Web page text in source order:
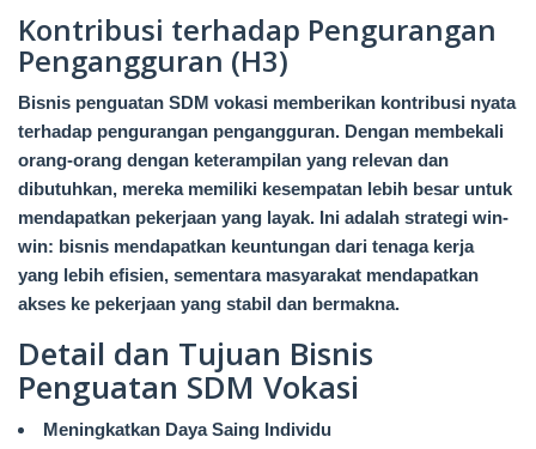
Kontribusi terhadap Pengurangan
Pengangguran (H3)
Bisnis penguatan SDM vokasi memberikan kontribusi nyata
terhadap pengurangan pengangguran. Dengan membekali
orang-orang dengan keterampilan yang relevan dan
dibutuhkan, mereka memiliki kesempatan lebih besar untuk
mendapatkan pekerjaan yang layak. Ini adalah strategi win-
win: bisnis mendapatkan keuntungan dari tenaga kerja
yang lebih efisien, sementara masyarakat mendapatkan
akses ke pekerjaan yang stabil dan bermakna.
Detail dan Tujuan Bisnis
Penguatan SDM Vokasi
Meningkatkan Daya Saing Individu